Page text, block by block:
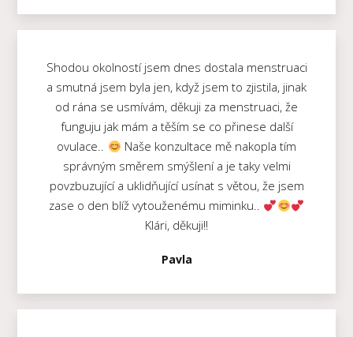
Shodou okolností jsem dnes dostala menstruaci
a smutná jsem byla jen, když jsem to zjistila, jinak
od rána se usmívám, děkuji za menstruaci, že
funguju jak mám a těším se co přinese další
ovulace..
Naše konzultace mě nakopla tím
správným směrem smýšlení a je taky velmi
povzbuzující a uklidňující usínat s větou, že jsem
zase o den blíž vytouženému miminku..
Klári, děkuji!!
Pavla